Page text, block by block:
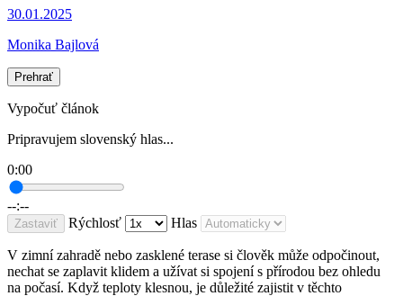
30.01.2025
Monika Bajlová
Prehrať
Vypočuť článok
Pripravujem slovenský hlas...
0:00
--:--
Zastaviť Rýchlosť Hlas
V zimní zahradě nebo zasklené terase si člověk může odpočinout,
nechat se zaplavit klidem a užívat si spojení s přírodou bez ohledu
na počasí. Když teploty klesnou, je důležité zajistit v těchto